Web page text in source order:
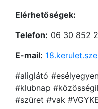
Elérhetőségek:
Telefon: 06 30 852
E-mail:
#aliglátó
#klubnap
#szüret #vak